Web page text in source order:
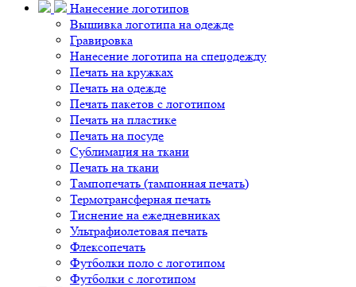
Нанесение логотипов
Вышивка логотипа на одежде
Гравировка
Нанесение логотипа на спецодежду
Печать на кружках
Печать на одежде
Печать пакетов с логотипом
Печать на пластике
Печать на посуде
Сублимация на ткани
Печать на ткани
Тампопечать (тампонная печать)
Термотрансферная печать
Тиснение на ежедневниках
Ультрафиолетовая печать
Флексопечать
Футболки поло с логотипом
Футболки с логотипом